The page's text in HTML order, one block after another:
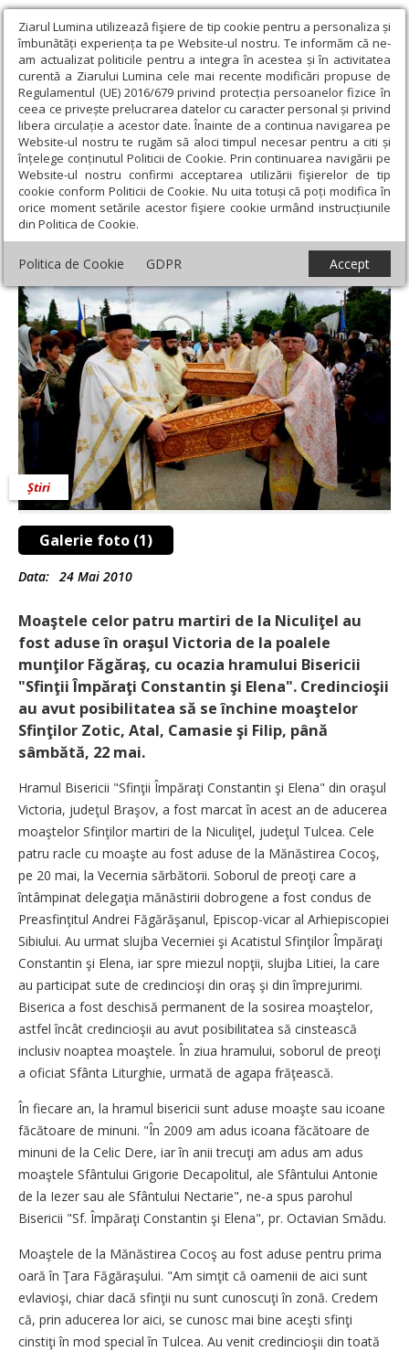
Ziarul Lumina utilizează fişiere de tip cookie pentru a personaliza și
îmbunătăți experiența ta pe Website-ul nostru. Te informăm că ne-
am actualizat politicile pentru a integra în acestea și în activitatea
curentă a Ziarului Lumina cele mai recente modificări propuse de
Regulamentul (UE) 2016/679 privind protecția persoanelor fizice în
ceea ce privește prelucrarea datelor cu caracter personal și privind
libera circulație a acestor date. Înainte de a continua navigarea pe
Website-ul nostru te rugăm să aloci timpul necesar pentru a citi și
înțelege conținutul Politicii de Cookie. Prin continuarea navigării pe
Website-ul nostru confirmi acceptarea utilizării fişierelor de tip
cookie conform Politicii de Cookie. Nu uita totuși că poți modifica în
orice moment setările acestor fişiere cookie urmând instrucțiunile
din Politica de Cookie.
Politica de Cookie GDPR Accept
Ziarul Lumina › Actualitate religioasă › Știri › Sfinţii de la
Niculiţel au poposit în Ţara Făgăraşului
Sfinţii de la Niculiţel au poposit în Ţara
Făgăraşului
Galerie foto (1)
Știri
Data: 24 Mai 2010
Moaştele celor patru martiri de la Niculiţel au
fost aduse în oraşul Victoria de la poalele
munţilor Făgăraş, cu ocazia hramului Bisericii
"Sfinţii Împăraţi Constantin şi Elena". Credincioşii
au avut posibilitatea să se închine moaştelor
Sfinţilor Zotic, Atal, Camasie şi Filip, până
sâmbătă, 22 mai.
Hramul Bisericii "Sfinţii Împăraţi Constantin şi Elena" din oraşul
Victoria, judeţul Braşov, a fost marcat în acest an de aducerea
moaştelor Sfinţilor martiri de la Niculiţel, judeţul Tulcea. Cele
patru racle cu moaşte au fost aduse de la Mănăstirea Cocoş,
pe 20 mai, la Vecernia sărbătorii. Soborul de preoţi care a
întâmpinat delegaţia mănăstirii dobrogene a fost condus de
Preasfinţitul Andrei Făgărăşanul, Episcop-vicar al Arhiepiscopiei
Sibiului. Au urmat slujba Vecerniei şi Acatistul Sfinţilor Împăraţi
Constantin şi Elena, iar spre miezul nopţii, slujba Litiei, la care
au participat sute de credincioşi din oraş şi din împrejurimi.
Biserica a fost deschisă permanent de la sosirea moaştelor,
astfel încât credincioşii au avut posibilitatea să cinstească
inclusiv noaptea moaştele. În ziua hramului, soborul de preoţi
a oficiat Sfânta Liturghie, urmată de agapa frăţească.
În fiecare an, la hramul bisericii sunt aduse moaşte sau icoane
făcătoare de minuni. "În 2009 am adus icoana făcătoare de
minuni de la Celic Dere, iar în anii trecuţi am adus am adus
moaştele Sfântului Grigorie Decapolitul, ale Sfântului Antonie
de la Iezer sau ale Sfântului Nectarie", ne-a spus parohul
Bisericii "Sf. Împăraţi Constantin şi Elena", pr. Octavian Smădu.
Moaştele de la Mănăstirea Cocoş au fost aduse pentru prima
oară în Ţara Făgăraşului. "Am simţit că oamenii de aici sunt
evlavioşi, chiar dacă sfinţii nu sunt cunoscuţi în zonă. Credem
că, prin aducerea lor aici, se cunosc mai bine aceşti sfinţi
cinstiţi în mod special în Tulcea. Au venit credincioşii din toată